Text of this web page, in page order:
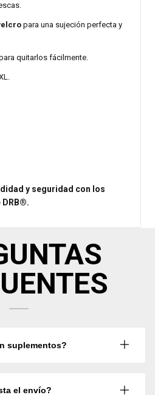
para una sujeción perfecta y
quitarlos fácilmente.
y seguridad con los
DRB®.
suplementos?
el envío?